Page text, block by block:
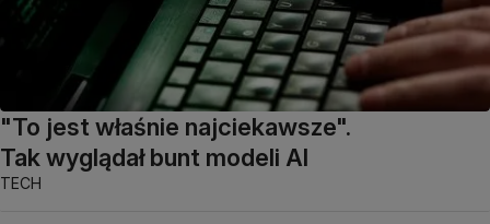
"To jest właśnie najciekawsze".
Tak wyglądał bunt modeli AI
TECH